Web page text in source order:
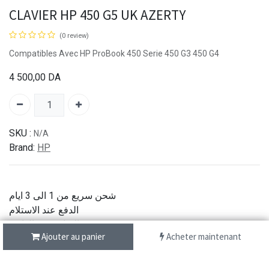
Ajouter au panier Acheter maintenant
CLAVIER HP 450 G5 UK AZERTY
(0 review)
Compatibles Avec HP ProBook 450 Serie 450 G3 450 G4
4 500,00 DA
SKU : N/A
Brand: HP
شحن سريع من 1 الى 3 ايام
الدفع عند الاستلام
خدمة الزبائن عبر الهاتف
جودة اصلية